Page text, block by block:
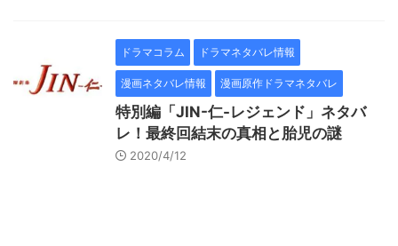
ドラマコラム ドラマネタバレ情報
漫画ネタバレ情報 漫画原作ドラマネタバレ
特別編「JIN-仁-レジェンド」ネタバ
レ！最終回結末の真相と胎児の謎
2020/4/12